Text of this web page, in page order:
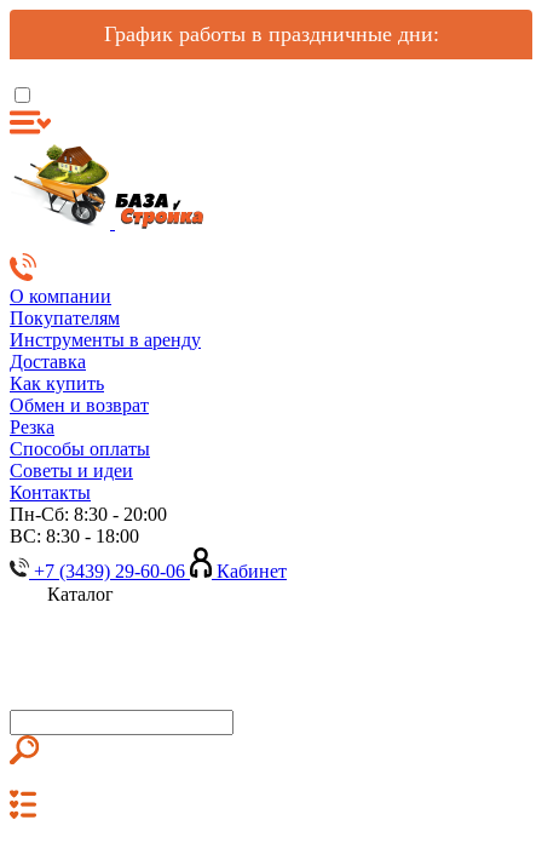
График работы в праздничные дни:
О компании
Покупателям
Инструменты в аренду
Доставка
Как купить
Обмен и возврат
Резка
Способы оплаты
Советы и идеи
Контакты
Пн-Сб: 8:30 - 20:00
ВС: 8:30 - 18:00
+7 (3439) 29-60-06
Кабинет
Каталог